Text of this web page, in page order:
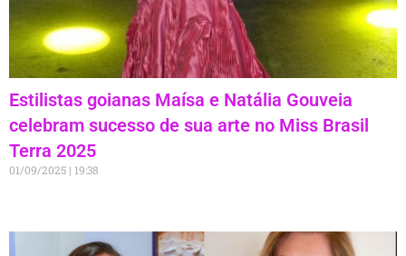
Estilistas goianas Maísa e Natália Gouveia
celebram sucesso de sua arte no Miss Brasil
Terra 2025
01/09/2025 19:38